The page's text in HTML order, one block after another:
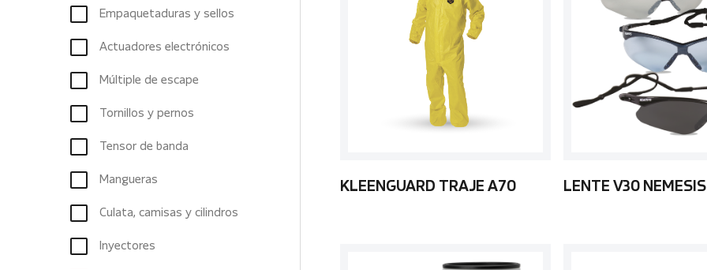
Empaquetaduras y sellos
Actuadores electrónicos
Múltiple de escape
Tornillos y pernos
Tensor de banda
Mangueras
Culata, camisas y cilindros
Inyectores
KLEENGUARD TRAJE A70 LENTE V30 NEMESIS